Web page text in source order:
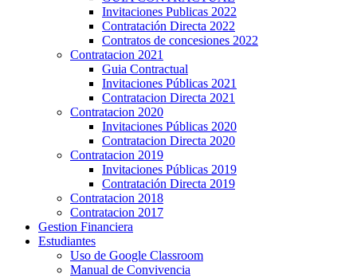
Invitaciones Publicas 2022
Contratación Directa 2022
Contratos de concesiones 2022
Contratacion 2021
Guia Contractual
Invitaciones Públicas 2021
Contratacion Directa 2021
Contratacion 2020
Invitaciones Públicas 2020
Contratacion Directa 2020
Contratacion 2019
Invitaciones Públicas 2019
Contratación Directa 2019
Contratacion 2018
Contratacion 2017
Gestion Financiera
Estudiantes
Uso de Google Classroom
Manual de Convivencia